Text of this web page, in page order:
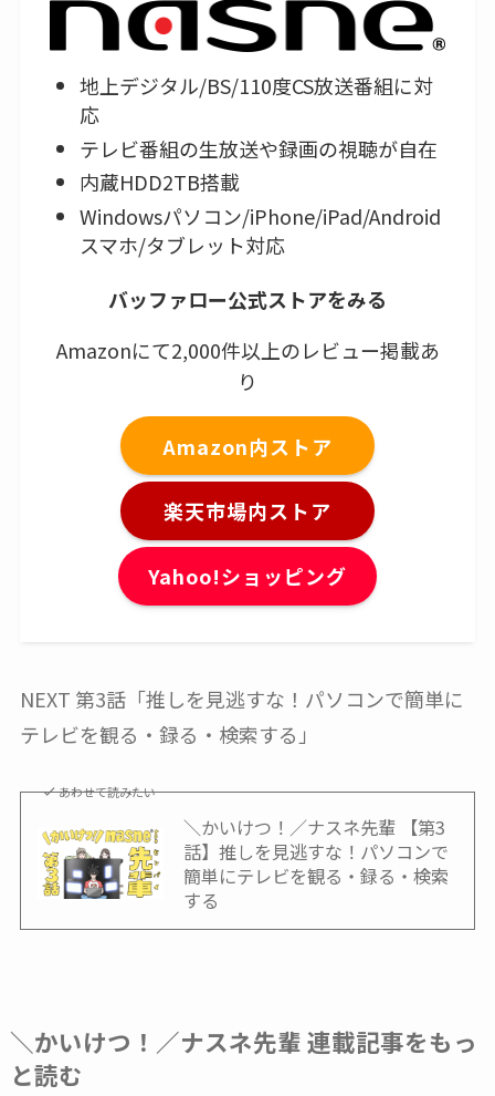
地上デジタル/BS/110度CS放送番組に対
応
テレビ番組の生放送や録画の視聴が自在
内蔵HDD2TB搭載
Windowsパソコン/iPhone/iPad/Android
スマホ/タブレット対応
バッファロー公式ストアをみる
Amazonにて2,000件以上のレビュー掲載あ
り
Amazon内ストア
楽天市場内ストア
Yahoo!ショッピング
NEXT 第3話「推しを見逃すな！パソコンで簡単に
テレビを観る・録る・検索する」
あわせて読みたい
＼かいけつ！／ナスネ先輩 【第3
話】推しを見逃すな！パソコンで
簡単にテレビを観る・録る・検索
する
＼かいけつ！／ナスネ先輩 連載記事をもっ
と読む